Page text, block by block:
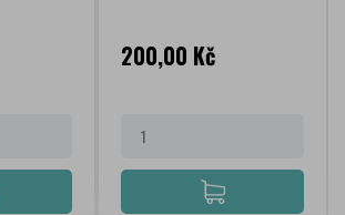
Cena
200,00 Kč